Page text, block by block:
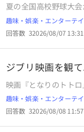
夏の全国高校野球大
という名のもとに、
た 今年も、おととい
が始まり、その後、開
朝8時から、その後の
ウンサーは「熱い日
いますが、今から始
中の温度は14時過ぎ
う事は、今から一番暑
れ、おかしいのでは
趣味・娯楽・エンターテ
回答数 32026/08/07 13:31
ジブリ映画を観
映画『となりのトト
のハクに相当する存
う思われますか？ 理由としては、どちらのキャラクターも主
人公にとって頼もし
らです。
趣味・娯楽・エンターテ
回答数 32026/08/08 11:57